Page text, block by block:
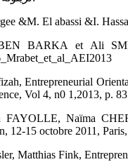
BARKA et Ali
Entrepreneurial
Vol 4, n0 1,2013, p.
Naïma
12-15 octobre 2011,
Matthias Fink,